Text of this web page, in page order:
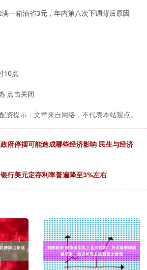
一箱油省3元，年内第八次下调背后原因
10点
点击关闭
资提示：文章来自网络，不代表本站观点。
府停摆可能造成哪些经济影响 民生与经济
行美元定存利率普遍降至3%左右